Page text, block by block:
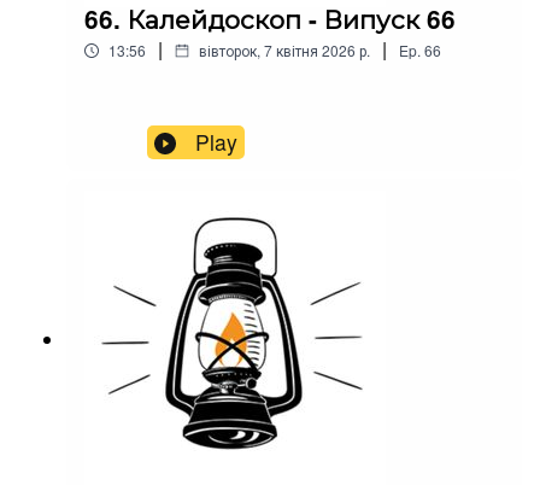
66. Калейдоскоп - Випуск 66
13:56 | вівторок, 7 квітня 2026 р. | Ep. 66
Play